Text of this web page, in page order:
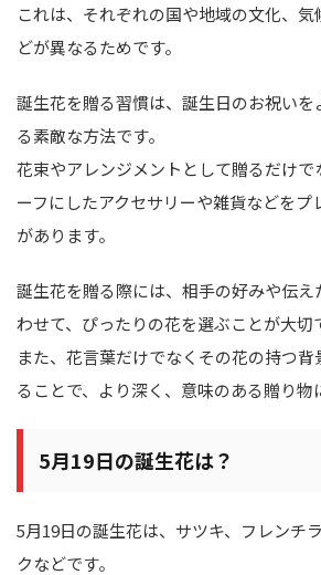
これは、それぞれの国や地域の文化、
どが異なるためです。
誕生花を贈る習慣は、誕生日のお祝い
る素敵な方法です。
花束やアレンジメントとして贈るだけで
ーフにしたアクセサリーや雑貨などをプ
があります。
誕生花を贈る際には、相手の好みや伝
わせて、ぴったりの花を選ぶことが大切
また、花言葉だけでなくその花の持つ
ることで、より深く、意味のある贈り物
5月19日の誕生花は？
5月19日の誕生花は、サツキ、フレンチ
クなどです。